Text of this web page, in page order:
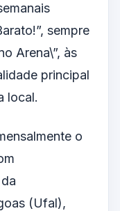
sempre
Arena\”, às
principal
local.
o
(Ufal),